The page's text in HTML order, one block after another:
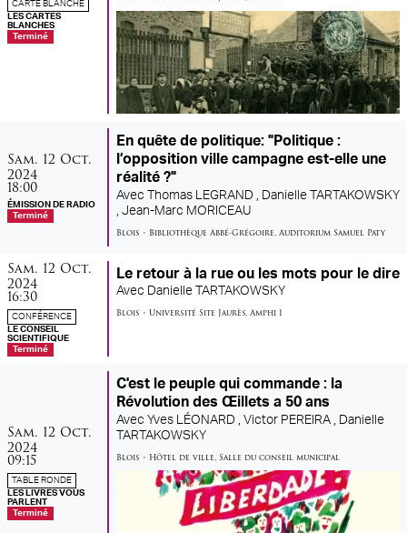
CARTE BLANCHE
LES CARTES
BLANCHES
Terminé
samedi
Sam. 12 octobre
Oct.
2024
18:00
ÉMISSION DE RADIO
Terminé
En quête de politique: "Politique :
l’opposition ville campagne est-elle une
réalité ?"
Avec Thomas LEGRAND ,
Danielle TARTAKOWSKY
Jean-Marc MORICEAU
Blois • Bibliothèque Abbé-Grégoire, Auditorium Samuel Paty
samedi
Sam. 12 octobre
Oct.
2024
16:30
CONFÉRENCE
LE CONSEIL
SCIENTIFIQUE
Terminé
Le retour à la rue ou les mots pour le dire
Avec Danielle TARTAKOWSKY
Blois • Université Site Jaurès, Amphi 1
samedi
Sam. 12 octobre
Oct.
2024
09:15
TABLE RONDE
LES LIVRES VOUS
PARLENT
Terminé
C'est le peuple qui commande : la
Révolution des Œillets a 50 ans
Avec Yves LÉONARD , Victor PEREIRA ,
Danielle
TARTAKOWSKY
Blois • Hôtel de ville, Salle du conseil municipal